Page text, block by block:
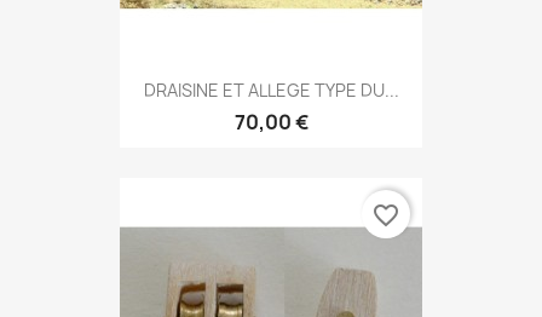
DRAISINE ET ALLEGE TYPE DU...
70,00 €
favorite_border